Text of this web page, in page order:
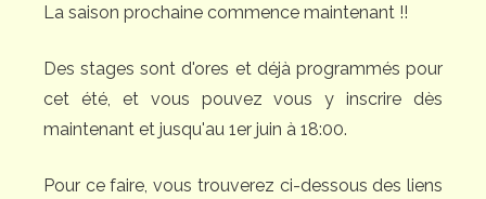
La saison prochaine commence maintenant !!
Des stages sont d'ores et déjà programmés pour
cet été, et vous pouvez vous y inscrire dès
maintenant et jusqu'au 1er juin à 18:00.
Pour ce faire, vous trouverez ci-dessous des liens